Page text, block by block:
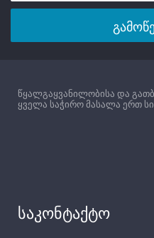
წყალგაყვანილობისა და
ყველა საჭირო მასალა ერთ
საკონტაქტო